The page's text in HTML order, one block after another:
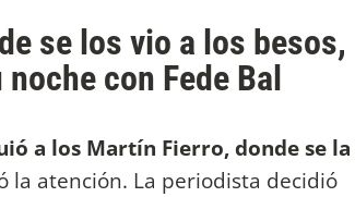
se los vio a los besos,
con Fede Bal
a los Martín Fierro, donde se la
la atención. La periodista decidió